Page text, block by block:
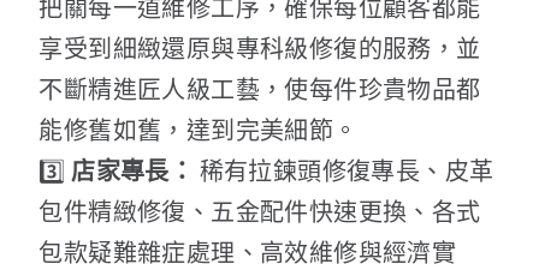
把關每一道維修工序，確保每位顧客都能
享受到細緻還原與專科級修復的服務，並
不斷精進匠人級工藝，使每件珍貴物品都
能修舊如舊，達到完美細節。
3️⃣ 店家專長： 稀有拉鍊頭修復專長、皮革
包件精緻修復、五金配件快速更換、各式
包款疑難雜症處理、高效維修與經濟實